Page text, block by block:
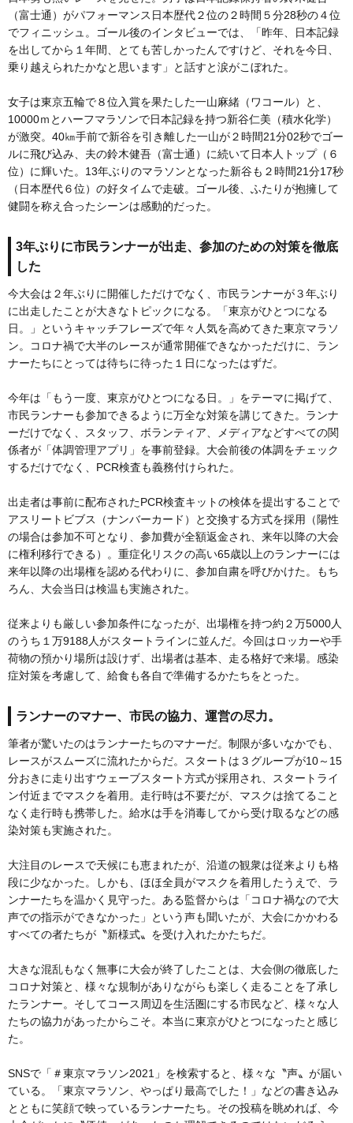
（富士通）がパフォーマンス日本歴代２位の２時間５分28秒の４位
でフィニッシュ。ゴール後のインタビューでは、「昨年、日本記録
を出してから１年間、とても苦しかったんですけど、それを今日、
乗り越えられたかなと思います」と話すと涙がこぼれた。
女子は東京五輪で８位入賞を果たした一山麻緒（ワコール）と、
10000ｍとハーフマラソンで日本記録を持つ新谷仁美（積水化学）
が激突。40㎞手前で新谷を引き離した一山が２時間21分02秒でゴー
ルに飛び込み、夫の鈴木健吾（富士通）に続いて日本人トップ（６
位）に輝いた。13年ぶりのマラソンとなった新谷も２時間21分17秒
（日本歴代６位）の好タイムで走破。ゴール後、ふたりが抱擁して
健闘を称え合ったシーンは感動的だった。
3年ぶりに市民ランナーが出走、参加のための対策を徹底
した
今大会は２年ぶりに開催しただけでなく、市民ランナーが３年ぶり
に出走したことが大きなトピックになる。「東京がひとつになる
日。」というキャッチフレーズで年々人気を高めてきた東京マラソ
ン。コロナ禍で大半のレースが通常開催できなかっただけに、ラン
ナーたちにとっては待ちに待った１日になったはずだ。
今年は「もう一度、東京がひとつになる日。」をテーマに掲げて、
市民ランナーも参加できるように万全な対策を講じてきた。ランナ
ーだけでなく、スタッフ、ボランティア、メディアなどすべての関
係者が「体調管理アプリ」を事前登録。大会前後の体調をチェック
するだけでなく、PCR検査も義務付けられた。
出走者は事前に配布されたPCR検査キットの検体を提出することで
アスリートビブス（ナンバーカード）と交換する方式を採用（陽性
の場合は参加不可となり、参加費が全額返金され、来年以降の大会
に権利移行できる）。重症化リスクの高い65歳以上のランナーには
来年以降の出場権を認める代わりに、参加自粛を呼びかけた。もち
ろん、大会当日は検温も実施された。
従来よりも厳しい参加条件になったが、出場権を持つ約２万5000人
のうち１万9188人がスタートラインに並んだ。今回はロッカーや手
荷物の預かり場所は設けず、出場者は基本、走る格好で来場。感染
症対策を考慮して、給食も各自で準備するかたちをとった。
ランナーのマナー、市民の協力、運営の尽力。
筆者が驚いたのはランナーたちのマナーだ。制限が多いなかでも、
レースがスムーズに流れたからだ。スタートは３グループが10～15
分おきに走り出すウェーブスタート方式が採用され、スタートライ
ン付近までマスクを着用。走行時は不要だが、マスクは捨てること
なく走行時も携帯した。給水は手を消毒してから受け取るなどの感
染対策も実施された。
大注目のレースで天候にも恵まれたが、沿道の観衆は従来よりも格
段に少なかった。しかも、ほほ全員がマスクを着用したうえで、ラ
ンナーたちを温かく見守った。ある監督からは「コロナ禍なので大
声での指示ができなかった」という声も聞いたが、大会にかかわる
すべての者たちが〝新様式〟を受け入れたかたちだ。
大きな混乱もなく無事に大会が終了したことは、大会側の徹底した
コロナ対策と、様々な規制がありながらも楽しく走ることを了承し
たランナー。そしてコース周辺を生活圏にする市民など、様々な人
たちの協力があったからこそ。本当に東京がひとつになったと感じ
た。
SNSで「＃東京マラソン2021」を検索すると、様々な〝声〟が届い
ている。「東京マラソン、やっぱり最高でした！」などの書き込み
とともに笑顔で映っているランナーたち。その投稿を眺めれば、今